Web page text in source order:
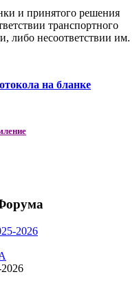
и принятого решения
транспортного
либо несоответствии им.
на бланке
2026